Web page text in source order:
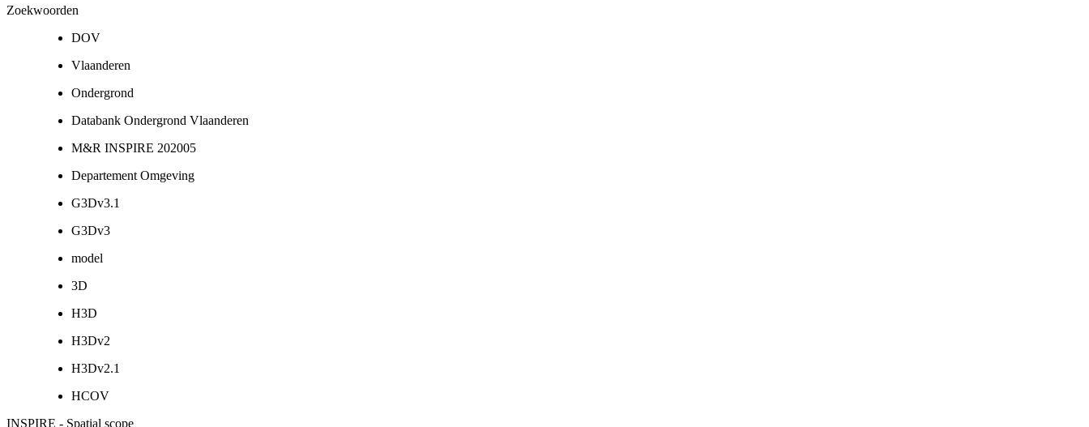
Zoekwoorden
DOV
Vlaanderen
Ondergrond
Databank Ondergrond Vlaanderen
M&R INSPIRE 202005
Departement Omgeving
G3Dv3.1
G3Dv3
model
3D
H3D
H3Dv2
H3Dv2.1
HCOV
INSPIRE - Spatial scope